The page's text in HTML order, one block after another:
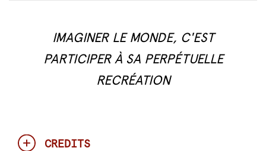
IMAGINER LE MONDE, C'EST
PARTICIPER À SA PERPÉTUELLE
RECRÉATION
CREDITS